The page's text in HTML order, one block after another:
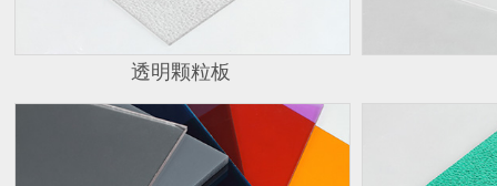
透明颗粒板